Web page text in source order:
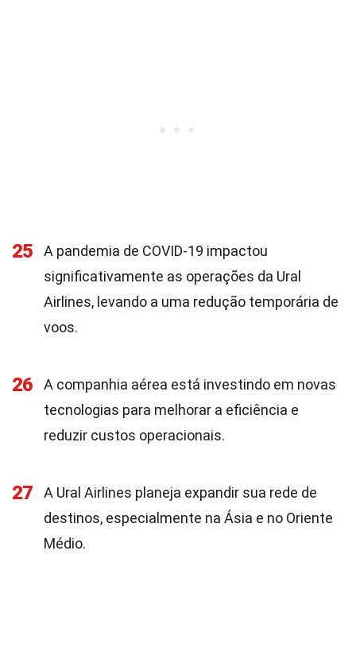
25
A pandemia de COVID-19 impactou
significativamente as operações da Ural
Airlines, levando a uma redução temporária de
voos.
26
A companhia aérea está investindo em novas
tecnologias para melhorar a eficiência e
reduzir custos operacionais.
27
A Ural Airlines planeja expandir sua rede de
destinos, especialmente na Ásia e no Oriente
Médio.